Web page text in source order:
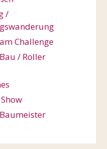
/
Challenge
/ Roller